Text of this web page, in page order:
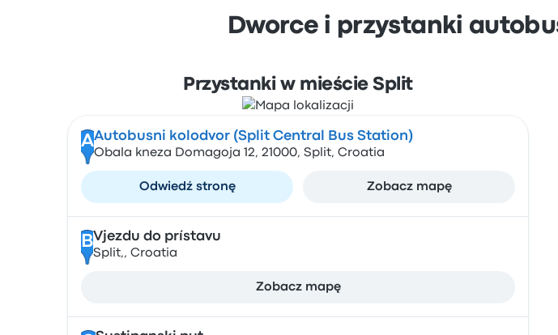
Dworce i przystanki
Przystanki w mieście Split
AAutobusni kolodvor (Split Central Bus Station)
Obala kneza Domagoja 12, 21000, Split, Croatia
Odwiedź stronę Zobacz mapę
BVjezdu do prístavu
Split,, Croatia
Zobacz mapę